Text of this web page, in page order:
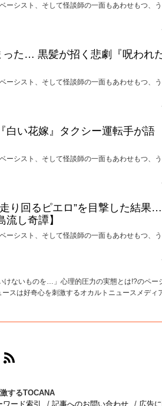
ーシスト、そして怪談師の一面もあわせもつ、
った… 黒髪が招く悲劇『呪われ
ーシスト、そして怪談師の一面もあわせもつ、
白い花嫁』タクシー運転手が語
ーシスト、そして怪談師の一面もあわせもつ、
り回るピエロ”を目撃した結果…
流し奇譚】
ーシスト、そして怪談師の一面もあわせもつ、
けないものを…」心理的圧力の実態とは!?のペー
スは好奇心を刺激するオカルトニュースメディ
のFacebookはこちら
のinstagramはこちら
するTOCANA
ワード索引 記事へのお問い合わせ 広告